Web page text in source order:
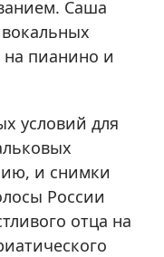
Саша
на пианино и
условий для
и снимки
России
отца на